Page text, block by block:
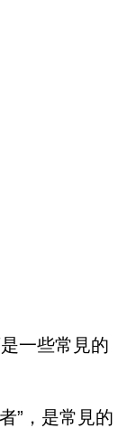
一些常見的
”，是常見的